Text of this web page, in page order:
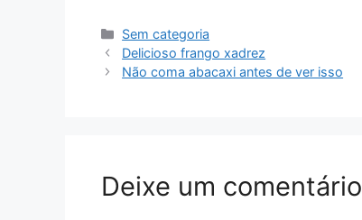
Categorias
Sem categoria
Delicioso frango xadrez
Não coma abacaxi antes de ver isso
Deixe um comentário